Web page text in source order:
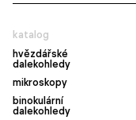
katalog
hvězdářské
dalekohledy
mikroskopy
binokulární
dalekohledy